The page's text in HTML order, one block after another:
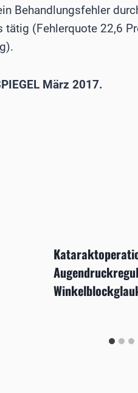
Behandlungsfehler
tätig (Fehlerquote 22,6
März 2017.